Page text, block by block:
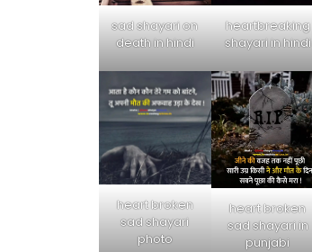
sad shayari on
death in hindi
heartbreaking
shayari in hindi
heart broken
sad shayari
photo
heart broken
sad shayari in
punjabi